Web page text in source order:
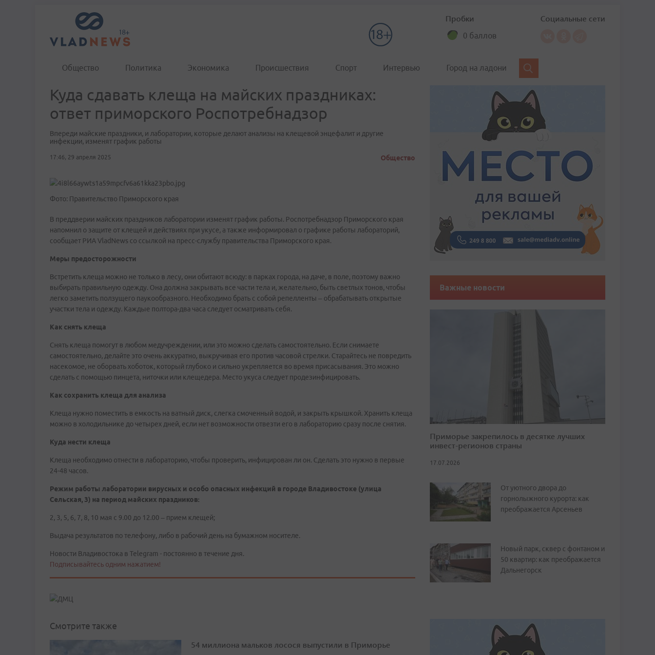
Пробки
0 баллов
Социальные сети
Общество Политика Экономика Происшествия Спорт Интервью Город на ладони
Куда сдавать клеща на майских праздниках:
ответ приморского Роспотребнадзор
Впереди майские праздники, и лаборатории, которые делают анализы на клещевой энцефалит и другие
инфекции, изменят график работы
17:46, 29 апреля 2025 Общество
Фото: Правительство Приморского края
В преддверии майских праздников лаборатории изменят график работы. Роспотребнадзор Приморского края
напомнил о защите от клещей и действиях при укусе, а также информировал о графике работы лабораторий,
сообщает РИА VladNews со ссылкой на пресс-службу правительства Приморского края.
Меры предосторожности
Встретить клеща можно не только в лесу, они обитают всюду: в парках города, на даче, в поле, поэтому важно
выбирать правильную одежду. Она должна закрывать все части тела и, желательно, быть светлых тонов, чтобы
легко заметить ползущего паукообразного. Необходимо брать с собой репелленты – обрабатывать открытые
участки тела и одежду. Каждые полтора-два часа следует осматривать себя.
Как снять клеща
Снять клеща помогут в любом медучреждении, или это можно сделать самостоятельно. Если снимаете
самостоятельно, делайте это очень аккуратно, выкручивая его против часовой стрелки. Старайтесь не повредить
насекомое, не оборвать хоботок, который глубоко и сильно укрепляется во время присасывания. Это можно
сделать с помощью пинцета, ниточки или клещедера. Место укуса следует продезинфицировать.
Как сохранить клеща для анализа
Клеща нужно поместить в емкость на ватный диск, слегка смоченный водой, и закрыть крышкой. Хранить клеща
можно в холодильнике до четырех дней, если нет возможности отвезти его в лабораторию сразу после снятия.
Куда нести клеща
Клеща необходимо отнести в лабораторию, чтобы проверить, инфицирован ли он. Сделать это нужно в первые
24-48 часов.
Режим работы лаборатории вирусных и особо опасных инфекций в городе Владивостоке (улица
Сельская, 3) на период майских праздников:
2, 3, 5, 6, 7, 8, 10 мая с 9.00 до 12.00 – прием клещей;
Выдача результатов по телефону, либо в рабочий день на бумажном носителе.
Новости Владивостока в Telegram - постоянно в течение дня.
Подписывайтесь одним нажатием!
Смотрите также
54 миллиона мальков лосося выпустили в Приморье
Важные новости
Приморье закрепилось в десятке лучших
инвест-регионов страны
17.07.2026
От уютного двора до
горнолыжного курорта: как
преображается Арсеньев
Новый парк, сквер с фонтаном и
50 квартир: как преображается
Дальнегорск